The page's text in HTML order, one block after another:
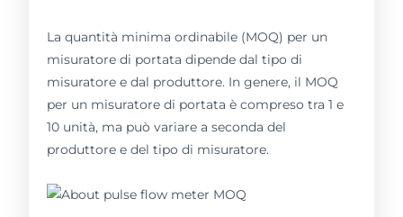
La quantità minima ordinabile (MOQ) per un
misuratore di portata dipende dal tipo di
misuratore e dal produttore. In genere, il MOQ
per un misuratore di portata è compreso tra 1 e
10 unità, ma può variare a seconda del
produttore e del tipo di misuratore.